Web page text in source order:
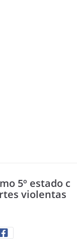
5º estado c
violentas